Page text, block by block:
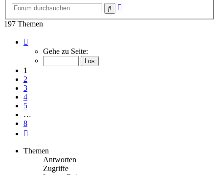
Suche
197 Themen
von
Gehe zu Seite:
1
2
3
4
5
…
8
Themen
Antworten
Zugriffe